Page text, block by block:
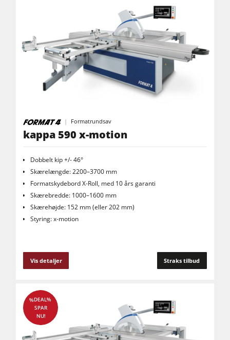
Fræsere
Fræser / rundsave
Kombimaskiner
Bredbåndspudsere
Børste- og børstepudsemaskiner
Båndsave
Boremaskiner
Varmeplade presse & vakumpressere
Renluft udsugningssystemer & spånsuger
Fremtrækapparater
Formatrundsav
kappa 590 x-motion
Dobbelt kip +/- 46°
Skærelængde: 2200–3700 mm
Formatskydebord X-Roll, med 10 års garanti
Skærebredde: 1000–1600 mm
Skærehøjde: 152 mm (eller 202 mm)
Styring: x-motion
Vis detaljer Straks tilbud
%DEAL%
SPAR
NU!